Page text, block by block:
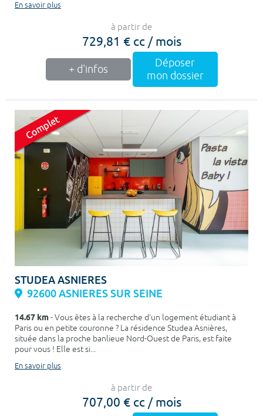
En savoir plus
à partir de
729,81 € cc / mois
+ d'infos
Déposer
mon dossier
STUDEA ASNIERES
92600 ASNIERES SUR SEINE
14.67 km- Vous êtes à la recherche d'un logement étudiant à
Paris ou en petite couronne ? La résidence Studea Asnières,
située dans la proche banlieue Nord-Ouest de Paris, est faite
pour vous ! Elle est si...
En savoir plus
à partir de
707,00 € cc / mois